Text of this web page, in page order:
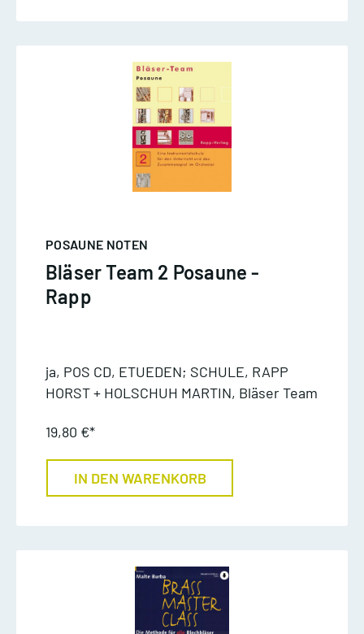
POSAUNE NOTEN
Bläser Team 2 Posaune -
Rapp
ja, POS CD, ETUEDEN; SCHULE, RAPP
HORST + HOLSCHUH MARTIN, Bläser Team
19,80 €*
IN DEN WARENKORB